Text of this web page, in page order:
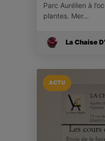
Parc Aurélien à
plantes. Mer…
La Chaise
ACTU